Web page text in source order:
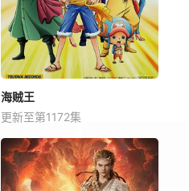
海贼王
更新至第1172集